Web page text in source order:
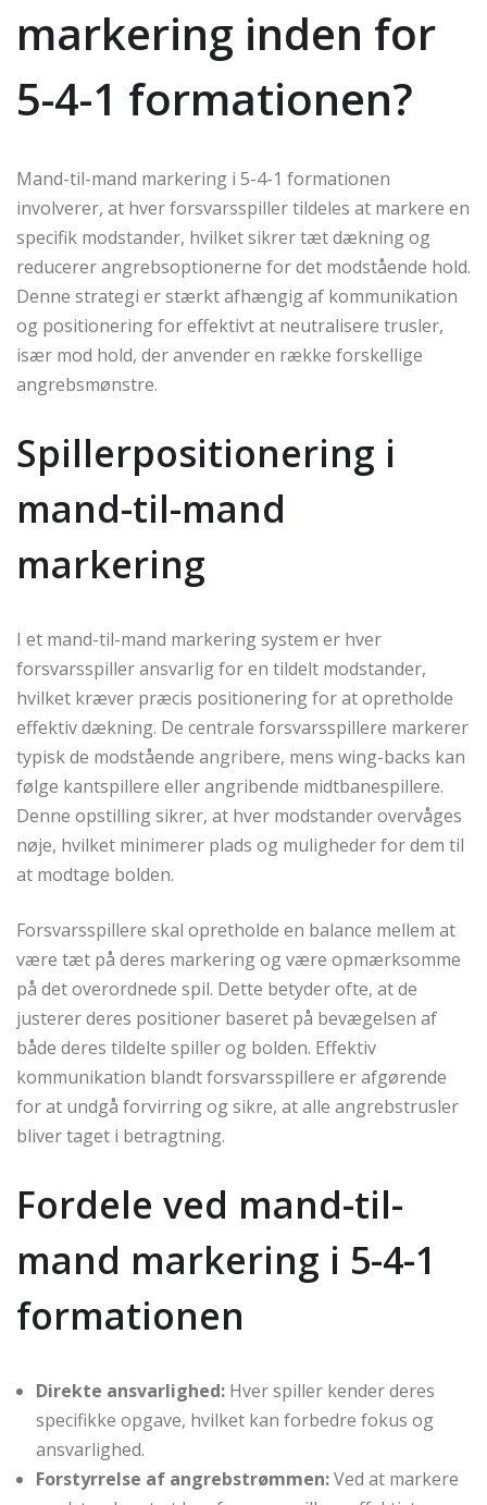
markering inden for
5-4-1 formationen?
Mand-til-mand markering i 5-4-1 formationen
involverer, at hver forsvarsspiller tildeles at markere en
specifik modstander, hvilket sikrer tæt dækning og
reducerer angrebsoptionerne for det modstående hold.
Denne strategi er stærkt afhængig af kommunikation
og positionering for effektivt at neutralisere trusler,
især mod hold, der anvender en række forskellige
angrebsmønstre.
Spillerpositionering i
mand-til-mand
markering
I et mand-til-mand markering system er hver
forsvarsspiller ansvarlig for en tildelt modstander,
hvilket kræver præcis positionering for at opretholde
effektiv dækning. De centrale forsvarsspillere markerer
typisk de modstående angribere, mens wing-backs kan
følge kantspillere eller angribende midtbanespillere.
Denne opstilling sikrer, at hver modstander overvåges
nøje, hvilket minimerer plads og muligheder for dem til
at modtage bolden.
Forsvarsspillere skal opretholde en balance mellem at
være tæt på deres markering og være opmærksomme
på det overordnede spil. Dette betyder ofte, at de
justerer deres positioner baseret på bevægelsen af
både deres tildelte spiller og bolden. Effektiv
kommunikation blandt forsvarsspillere er afgørende
for at undgå forvirring og sikre, at alle angrebstrusler
bliver taget i betragtning.
Fordele ved mand-til-
mand markering i 5-4-1
formationen
Direkte ansvarlighed: Hver spiller kender deres
specifikke opgave, hvilket kan forbedre fokus og
ansvarlighed.
Forstyrrelse af angrebstrømmen:Ved at markere